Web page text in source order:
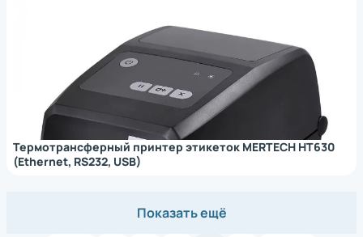
Термотрансферный принтер этикеток MERTECH HT630
(Ethernet, RS232, USB)
Показать ещё